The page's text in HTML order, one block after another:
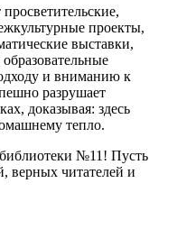
проекты,
выставки,
и вниманию к
разрушает
доказывая: здесь
тепло.
№11! Пусть
верных читателей и